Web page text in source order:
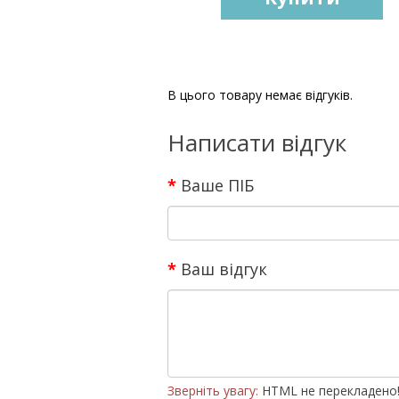
В цього товару немає відгуків.
Написати відгук
Ваше ПІБ
Ваш відгук
Зверніть увагу: HTML не перекладено!